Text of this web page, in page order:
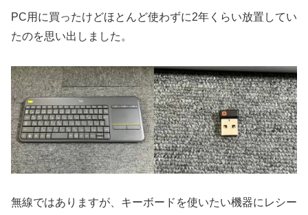
PC用に買ったけどほとんど使わずに2年くらい放置してい
たのを思い出しました。
無線ではありますが、キーボードを使いたい機器にレシー